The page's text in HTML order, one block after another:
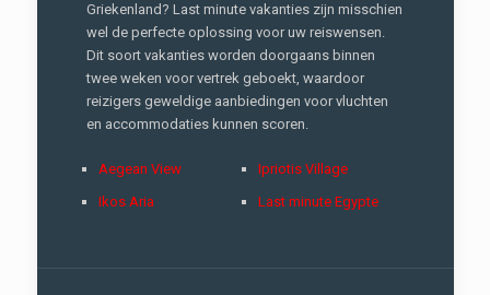
Griekenland? Last minute vakanties zijn misschien
wel de perfecte oplossing voor uw reiswensen.
Dit soort vakanties worden doorgaans binnen
twee weken voor vertrek geboekt, waardoor
reizigers geweldige aanbiedingen voor vluchten
en accommodaties kunnen scoren.
Aegean View
Ikos Aria
Ipriotis Village
Last minute Egypte